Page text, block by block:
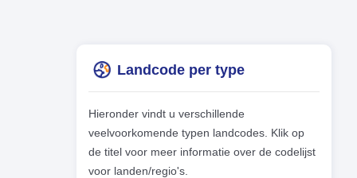
Landcode per type
Hieronder vindt u verschillende
veelvoorkomende typen landcodes. Klik op
de titel voor meer informatie over de codelijst
voor landen/regio's.